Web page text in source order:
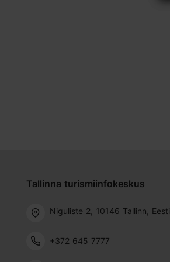
Tallinna turismiinfokeskus
Niguliste 2, 10146 Tallinn, Eesti
+372 645 7777